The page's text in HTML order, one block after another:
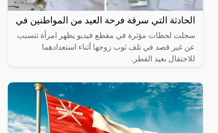
الحادثة التي سرقة فرحة العيد من المواطنين في
سجلت لحظات مؤثرة في مقطع فيديو يظهر امرأة تتسبب
عن غير قصد في تلف ثوب زوجها أثناء استعدادهما
للاحتفال بعيد الفطر.